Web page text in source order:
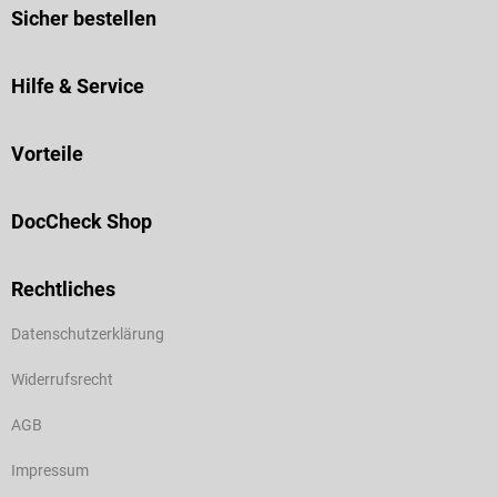
Sicher bestellen
Hilfe & Service
Vorteile
DocCheck Shop
Rechtliches
Datenschutzerklärung
Widerrufsrecht
AGB
Impressum